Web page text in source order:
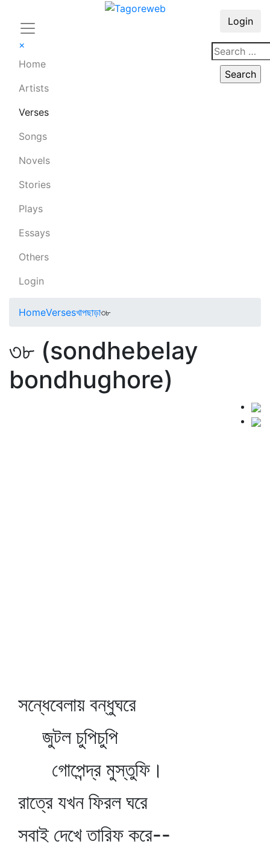
×
Home
Artists
Verses
Songs
Novels
Stories
Plays
Essays
Others
Login
Login
HomeVersesখাপছাড়া৩৮
৩৮ (sondhebelay
bondhughore)
সন্ধেবেলায় বন্ধুঘরে
জুটল চুপিচুপি
গোপেন্দ্র মুস্তুফি।
রাত্রে যখন ফিরল ঘরে
সবাই দেখে তারিফ করে--